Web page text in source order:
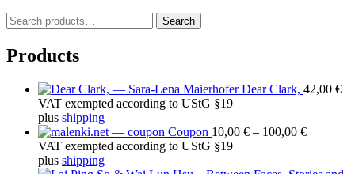
S
e
a
r
Search
Products
Dear Clark, 42,00 €
VAT exempted according to UStG §19
plus shipping
Coupon 10,00 € – 100,00 €Price
VAT exempted according to UStG §19
plus shipping